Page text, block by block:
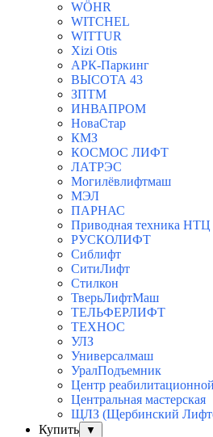
WÖHR
WITCHEL
WITTUR
Xizi Otis
АРК-Паркинг
ВЫСОТА 43
ЗПТМ
ИНВАПРОМ
НоваСтар
КМЗ
КОСМОС ЛИФТ
ЛАТРЭС
Могилёвлифтмаш
МЭЛ
ПАРНАС
Приводная техника НТЦ
РУСКОЛИФТ
Сиблифт
СитиЛифт
Стилкон
ТверьЛифтМаш
ТЕЛЬФЕРЛИФТ
ТЕХНОС
УЛЗ
Универсалмаш
УралПодъемник
Центр
Центральная мастерская
ЩЛЗ (Щербинский
Купить
▼